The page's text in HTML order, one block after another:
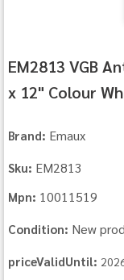
EM2813 VGB
x 12" Colour
Brand: Emaux
Sku: EM2813
Mpn: 10011519
Condition: New
priceValidUntil: